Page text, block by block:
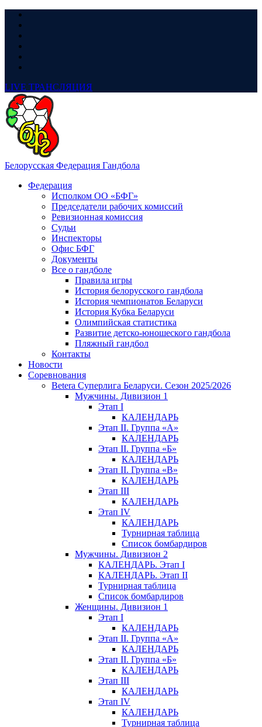
LIVE ТРАНСЛЯЦИЯ
Белорусская Федерация Гандбола
Федерация
Исполком ОО «БФГ»
Председатели рабочих комиссий
Ревизионная комиссия
Судьи
Инспекторы
Офис БФГ
Документы
Все о гандболе
Правила игры
История белорусского гандбола
История чемпионатов Беларуси
История Кубка Беларуси
Олимпийская статистика
Развитие детско-юношеского гандбола
Пляжный гандбол
Контакты
Новости
Соревнования
Betera Суперлига Беларуси. Сезон 2025/2026
Мужчины. Дивизион 1
Этап I
КАЛЕНДАРЬ
Этап II. Группа «А»
КАЛЕНДАРЬ
Этап II. Группа «Б»
КАЛЕНДАРЬ
Этап II. Группа «В»
КАЛЕНДАРЬ
Этап III
КАЛЕНДАРЬ
Этап IV
КАЛЕНДАРЬ
Турнирная таблица
Список бомбардиров
Мужчины. Дивизион 2
КАЛЕНДАРЬ. Этап I
КАЛЕНДАРЬ. Этап II
Турнирная таблица
Список бомбардиров
Женщины. Дивизион 1
Этап I
КАЛЕНДАРЬ
Этап II. Группа «А»
КАЛЕНДАРЬ
Этап II. Группа «Б»
КАЛЕНДАРЬ
Этап III
КАЛЕНДАРЬ
Этап IV
КАЛЕНДАРЬ
Турнирная таблица